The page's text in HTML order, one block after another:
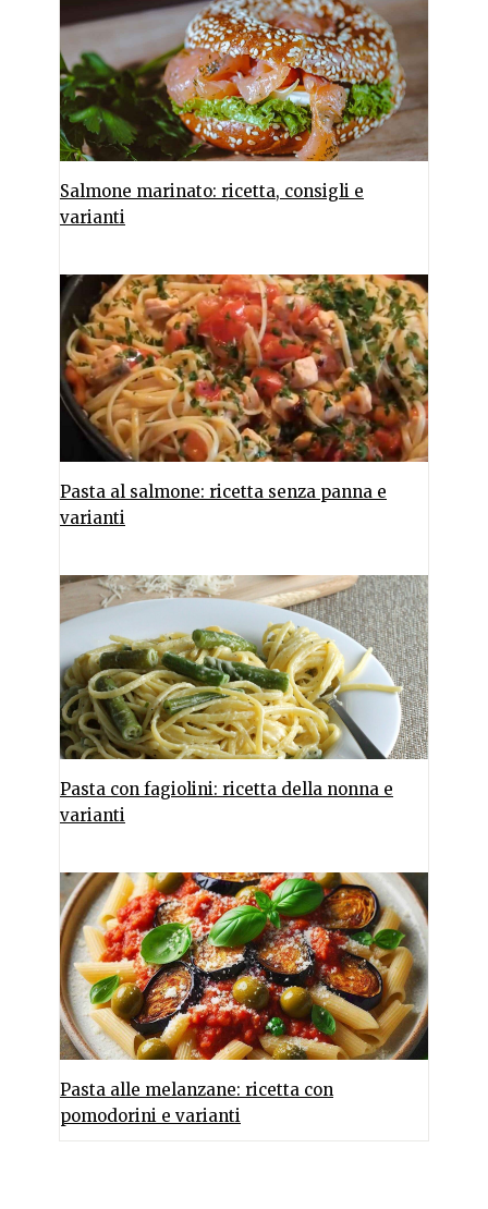
Salmone marinato: ricetta, consigli e
varianti
Pasta al salmone: ricetta senza panna e
varianti
Pasta con fagiolini: ricetta della nonna e
varianti
Pasta alle melanzane: ricetta con
pomodorini e varianti